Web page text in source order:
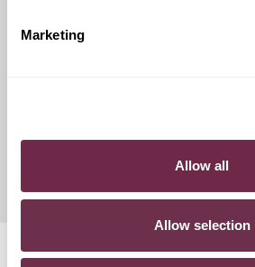
Marketing
Allow all
Allow selection
l'importo del canone mensile di noleggio.
Domande frequenti